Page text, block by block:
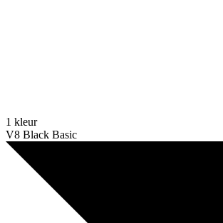
1 kleur
V8 Black Basic